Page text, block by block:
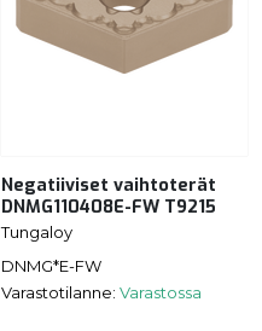
Negatiiviset vaihtoterät
DNMG110408E-FW T9215
Tungaloy
DNMG*E-FW
Varastotilanne: Varastossa